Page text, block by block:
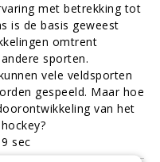
met betrekking tot
is de basis geweest
omtrent
sporten.
vele veldsporten
gespeeld. Maar hoe
van het
9 sec